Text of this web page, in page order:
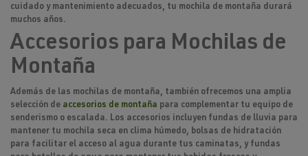
cuidado y mantenimiento adecuados, tu mochila de montaña durará
muchos años.
Accesorios para Mochilas de
Montaña
Además de las mochilas de montaña, también ofrecemos una amplia
selección de accesorios de montaña para complementar tu equipo de
senderismo o escalada. Los accesorios incluyen fundas de lluvia para
mantener tu mochila seca en clima húmedo, bolsas de hidratación
para facilitar el acceso al agua durante tus caminatas, y fundas